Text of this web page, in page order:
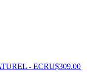
- ECRU$309.00